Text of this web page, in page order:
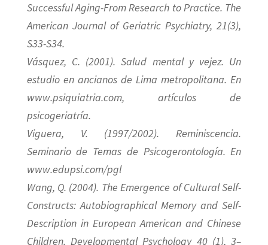
Successful Aging-From Research to Practice. The
American Journal of Geriatric Psychiatry, 21(3),
S33-S34.
Vásquez, C. (2001). Salud mental y vejez. Un
estudio en ancianos de Lima metropolitana. En
www.psiquiatria.com, artículos de
psicogeriatría.
Viguera, V. (1997/2002). Reminiscencia.
Seminario de Temas de Psicogerontología. En
www.edupsi.com/pgl
Wang, Q. (2004). The Emergence of Cultural Self-
Constructs: Autobiographical Memory and Self-
Description in European American and Chinese
Children. Developmental Psychology 40 (1), 3–